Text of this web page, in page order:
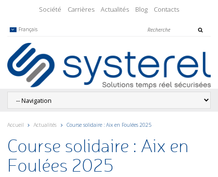
Société Carrières Actualités Blog Contacts
Français
Accueil Actualités Course solidaire : Aix en Foulées 2025
Course solidaire : Aix en
Foulées 2025